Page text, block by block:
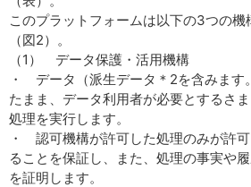
このプラットフォームは以下の3つの機
（図2）。
（1） データ保護・活用機構
・ データ（派生データ＊2を含みます
たまま、データ利用者が必要とするさ
処理を実行します。
・ 認可機構が許可した処理のみが許
ることを保証し、また、処理の事実や
を証明します。